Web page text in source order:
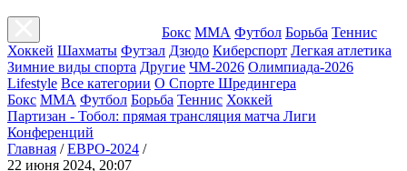
Бокс ММА Футбол Борьба Теннис
Хоккей Шахматы Футзал Дзюдо Киберспорт Легкая атлетика
Зимние виды спорта Другие ЧМ-2026 Олимпиада-2026
Lifestyle Все категории О Спорте Шредингера
Бокс ММА Футбол Борьба Теннис Хоккей
Партизан - Тобол: прямая трансляция матча Лиги
Конференций
Главная / ЕВРО-2024 /
22 июня 2024, 20:07